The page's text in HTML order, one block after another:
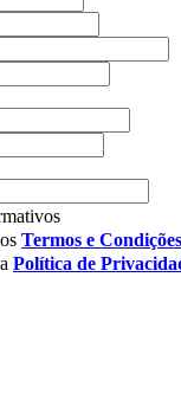
Termos e Condições
Política de